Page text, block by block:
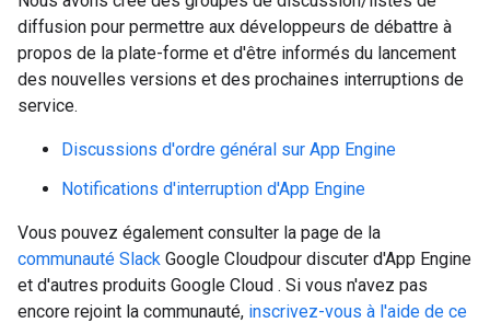
diffusion pour permettre aux développeurs de débattre à
propos de la plate-forme et d'être informés du lancement
des nouvelles versions et des prochaines interruptions de
service.
Discussions d'ordre général sur App Engine
Notifications d'interruption d'App Engine
Vous pouvez également consulter la page de la
communauté Slack Google Cloudpour discuter d'App Engine
et d'autres produits Google Cloud . Si vous n'avez pas
encore rejoint la communauté, inscrivez-vous à l'aide de ce